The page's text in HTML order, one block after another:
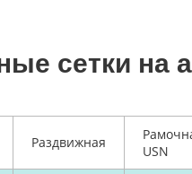
сетки на
Раздвижная
USN